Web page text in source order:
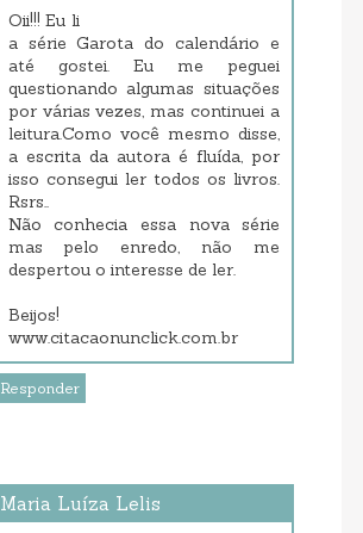
Oii!!! Eu li
a série Garota do calendário e
até gostei. Eu me peguei
questionando algumas situações
por várias vezes, mas continuei a
leitura.Como você mesmo disse,
a escrita da autora é fluída, por
isso consegui ler todos os livros.
Rsrs..
Não conhecia essa nova série
mas pelo enredo, não me
despertou o interesse de ler.
Beijos!
www.citacaonunclick.com.br
Responder
Maria Luíza Lelis